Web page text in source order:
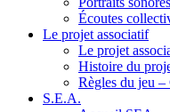
Écoutes
Le projet associatif
Le projet
Histoire du
Règles du jeu –
S.E.A.